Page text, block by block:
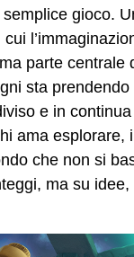
gioco.
parte centrale
sta
e in
ama esplorare,
che non si
ma su